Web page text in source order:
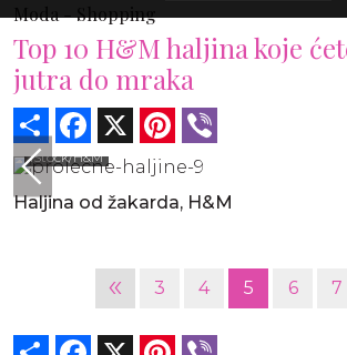
Moda -Shopping
Top 10 H&M haljina koje
jutra do mraka
Share Facebook Pinterest
iStock/H&M
Haljina od žakarda, H&M
« 3 4 5 6 7
Share Facebook Pinterest